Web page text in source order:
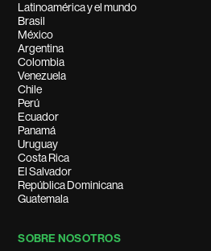
Latinoamérica y el mundo
Brasil
México
Argentina
Colombia
Venezuela
Chile
Perú
Ecuador
Panamá
Uruguay
Costa Rica
El Salvador
República Dominicana
Guatemala
SOBRE NOSOTROS